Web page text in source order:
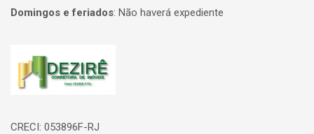
Domingos e feriados: Não haverá expediente
Página inicial
CRECI: 053896F-RJ